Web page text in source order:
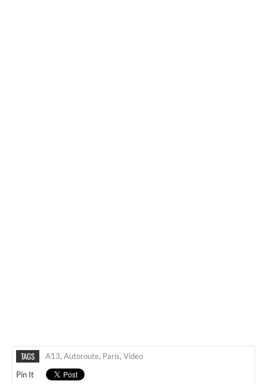
TAGS A13, Autoroute, Paris, Video
Pin It